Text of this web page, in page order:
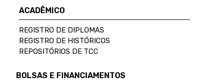
ACADÊMICO
REGISTRO DE DIPLOMAS
REGISTRO DE HISTÓRICOS
REPOSITÓRIOS DE TCC
BOLSAS E FINANCIAMENTOS